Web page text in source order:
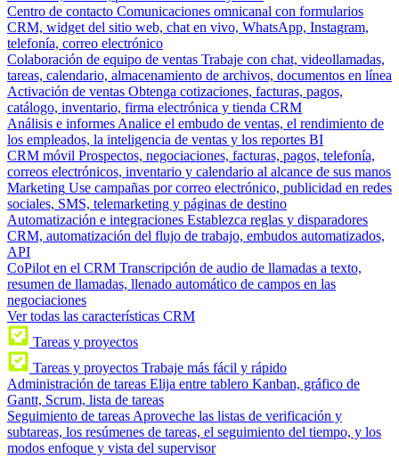
Centro de contacto Comunicaciones omnicanal con formularios
CRM, widget del sitio web, chat en vivo, WhatsApp, Instagram,
telefonía, correo electrónico
Colaboración de equipo de ventas Trabaje con chat, videollamadas,
tareas, calendario, almacenamiento de archivos, documentos en línea
Activación de ventas Obtenga cotizaciones, facturas, pagos,
catálogo, inventario, firma electrónica y tienda CRM
Análisis e informes Analice el embudo de ventas, el rendimiento de
los empleados, la inteligencia de ventas y los reportes BI
CRM móvil Prospectos, negociaciones, facturas, pagos, telefonía,
correos electrónicos, inventario y calendario al alcance de sus manos
Marketing Use campañas por correo electrónico, publicidad en redes
sociales, SMS, telemarketing y páginas de destino
Automatización e integraciones Establezca reglas y disparadores
CRM, automatización del flujo de trabajo, embudos automatizados,
API
CoPilot en el CRM Transcripción de audio de llamadas a texto,
resumen de llamadas, llenado automático de campos en las
negociaciones
Ver todas las características CRM
Tareas y proyectos
Tareas y proyectos Trabaje más fácil y rápido
Administración de tareas Elija entre tablero Kanban, gráfico de
Gantt, Scrum, lista de tareas
Seguimiento de tareas Aproveche las listas de verificación y
subtareas, los resúmenes de tareas, el seguimiento del tiempo, y los
modos enfoque y vista del supervisor